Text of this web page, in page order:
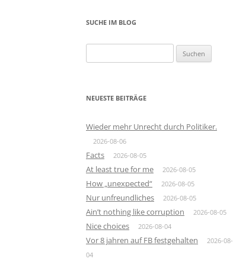
SUCHE IM BLOG
nach:
NEUESTE BEITRÄGE
Wieder mehr Unrecht durch Politiker.
2026-08-06
Facts 2026-08-05
At least true for me 2026-08-05
How „unexpected“ 2026-08-05
Nur unfreundliches 2026-08-05
Ain’t nothing like corruption 2026-08-05
Nice choices 2026-08-04
Vor 8 jahren auf FB festgehalten
2026-08-
04